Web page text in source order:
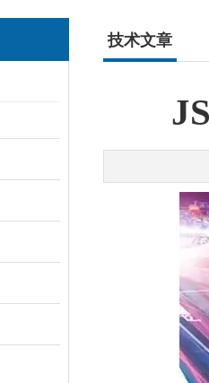
技术文章